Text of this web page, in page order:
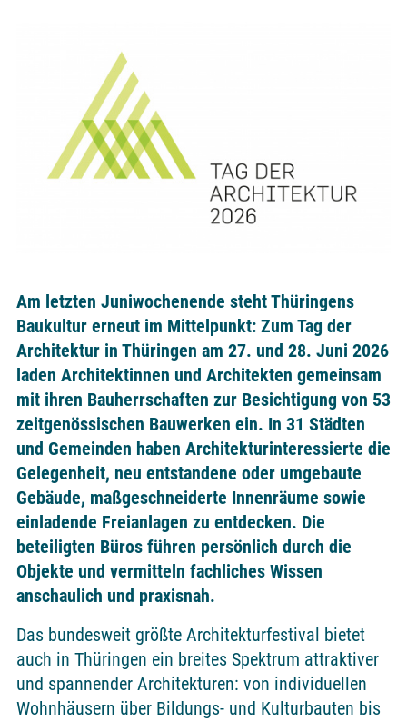
Am letzten Juniwochenende steht Thüringens
Baukultur erneut im Mittelpunkt: Zum Tag der
Architektur in Thüringen am 27. und 28. Juni 2026
laden Architektinnen und Architekten gemeinsam
mit ihren Bauherrschaften zur Besichtigung von 53
zeitgenössischen Bauwerken ein. In 31 Städten
und Gemeinden haben Architekturinteressierte die
Gelegenheit, neu entstandene oder umgebaute
Gebäude, maßgeschneiderte Innenräume sowie
einladende Freianlagen zu entdecken. Die
beteiligten Büros führen persönlich durch die
Objekte und vermitteln fachliches Wissen
anschaulich und praxisnah.
Das bundesweit größte Architekturfestival bietet
auch in Thüringen ein breites Spektrum attraktiver
und spannender Architekturen: von individuellen
Wohnhäusern über Bildungs- und Kulturbauten bis